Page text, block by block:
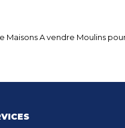
A vendre Moulins